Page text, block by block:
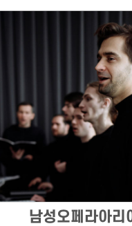
남성오페라아리